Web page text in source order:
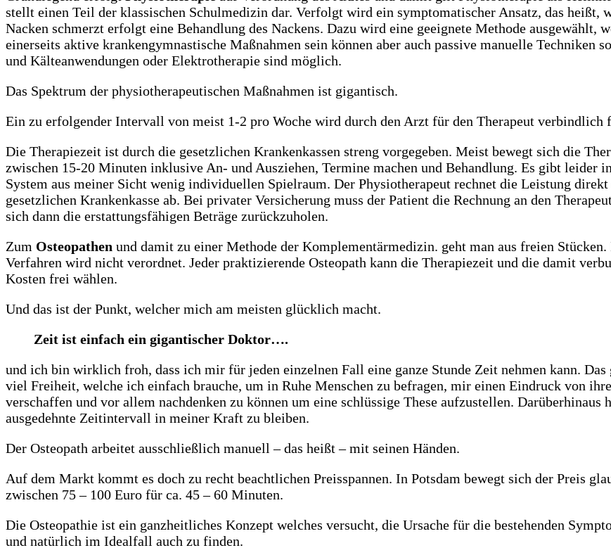
stellt einen Teil der klassischen Schulmedizin dar. Verfolgt wird ein symptomatischer Ansatz, das heißt,
Nacken schmerzt erfolgt eine Behandlung des Nackens. Dazu wird eine geeignete Methode ausgewählt,
einerseits aktive krankengymnastische Maßnahmen sein können aber auch passive manuelle Techniken
und Kälteanwendungen oder Elektrotherapie sind möglich.
Das Spektrum der physiotherapeutischen Maßnahmen ist gigantisch.
Ein zu erfolgender Intervall von meist 1-2 pro Woche wird durch den Arzt für den Therapeut verbindlich
Die Therapiezeit ist durch die gesetzlichen Krankenkassen streng vorgegeben. Meist bewegt sich die
zwischen 15-20 Minuten inklusive An- und Ausziehen, Termine machen und Behandlung. Es gibt leider
System aus meiner Sicht wenig individuellen Spielraum. Der Physiotherapeut rechnet die Leistung
gesetzlichen Krankenkasse ab. Bei privater Versicherung muss der Patient die Rechnung an den
sich dann die erstattungsfähigen Beträge zurückzuholen.
Zum Osteopathen und damit zu einer Methode der Komplementärmedizin. geht man aus freien Stücken.
Verfahren wird nicht verordnet. Jeder praktizierende Osteopath kann die Therapiezeit und die damit
Kosten frei wählen.
Und das ist der Punkt, welcher mich am meisten glücklich macht.
Zeit ist einfach ein gigantischer Doktor….
und ich bin wirklich froh, dass ich mir für jeden einzelnen Fall eine ganze Stunde Zeit nehmen kann.
viel Freiheit, welche ich einfach brauche, um in Ruhe Menschen zu befragen, mir einen Eindruck von
verschaffen und vor allem nachdenken zu können um eine schlüssige These aufzustellen.
ausgedehnte Zeitintervall in meiner Kraft zu bleiben.
Der Osteopath arbeitet ausschließlich manuell – das heißt – mit seinen Händen.
Auf dem Markt kommt es doch zu recht beachtlichen Preisspannen. In Potsdam bewegt sich der Preis
zwischen 75 – 100 Euro für ca. 45 – 60 Minuten.
Die Osteopathie ist ein ganzheitliches Konzept welches versucht, die Ursache für die bestehenden
und natürlich im Idealfall auch zu finden.